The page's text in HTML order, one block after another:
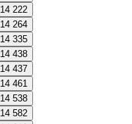
14 222
14 264
14 335
14 438
14 437
14 461
14 538
14 582